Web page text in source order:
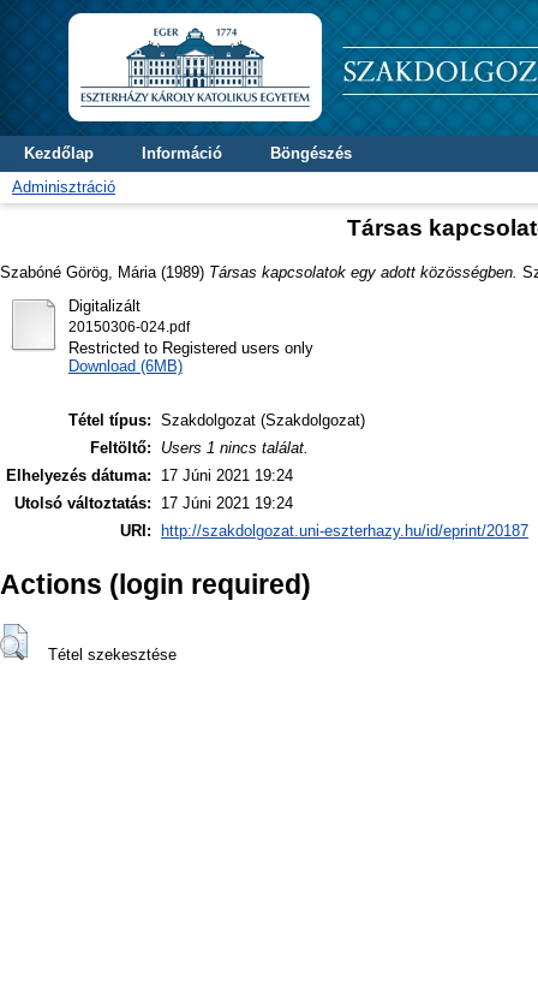
Kezdőlap Információ
Böngészés
Adminisztráció
Társas
Szabóné Görög, Mária (1989) Társas kapcsolatok egy adott közösségben.
Digitalizált
20150306-024.pdf
Restricted to Registered users only
Download (6MB)
Tétel típus: Szakdolgozat (Szakdolgozat)
Feltöltő:
Users 1 nincs találat.
Elhelyezés dátuma:
17 Júni 2021 19:24
Utolsó változtatás:
17 Júni 2021 19:24
URI:
http://szakdolgozat.uni-eszterhazy.hu/id/eprint/20187
Actions (login required)
Tétel szekesztése